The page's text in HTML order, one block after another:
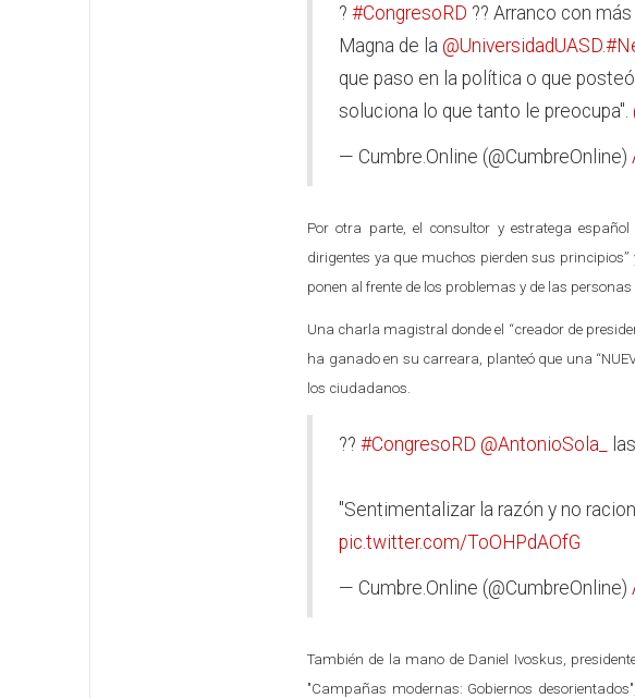
? #CongresoRD ?? Arranco con
Magna de la @UniversidadUASD.
que paso en la política o que
soluciona lo que tanto le preocupa".
— Cumbre.Online (@CumbreOnline)
Por otra parte, el consultor y estratega
dirigentes ya que muchos pierden sus
ponen al frente de los problemas y de las
Una charla magistral donde el “creador de
ha ganado en su carreara, planteó que una
los ciudadanos.
?? #CongresoRD @AntonioSola_
"Sentimentalizar la razón y no
pic.twitter.com/ToOHPdAOfG
— Cumbre.Online (@CumbreOnline)
También de la mano de Daniel Ivoskus,
"Campañas modernas: Gobiernos